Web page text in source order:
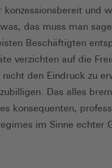
konzessionsbereit und
das muss man
Beschäftigten
verzichten auf die
den Eindruck zu
Das alles
konsequenten,
im Sinne echter